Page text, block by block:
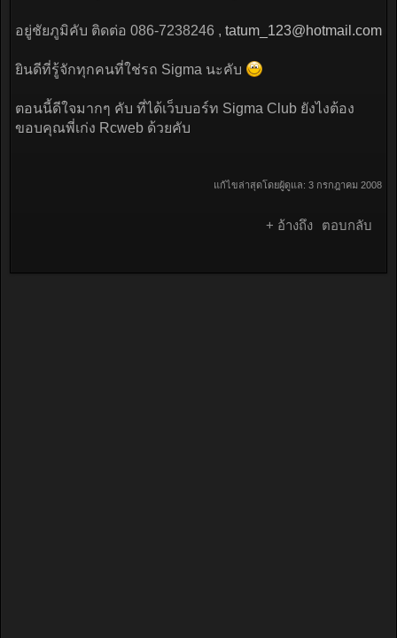
อยู่ชัยภูมิคับ ติดต่อ 086-7238246 , tatum_123@hotmail.com
ยินดีที่รู้จักทุกคนที่ใช่รถ Sigma นะคับ
ตอนนี้ดีใจมากๆ คับ ที่ได้เว็บบอร์ท Sigma Club ยังไงต้อง
ขอบคุณพี่เก่ง Rcweb ด้วยคับ
แก้ไขล่าสุดโดยผู้ดูแล: 3 กรกฎาคม 2008
+ อ้างถึง ตอบกลับ